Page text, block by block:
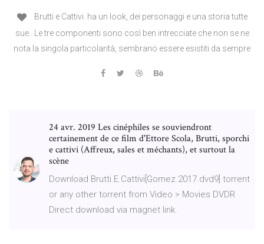
Brutti e Cattivi. ha un look, dei personaggi e una storia tutte
sue.. Le tre componenti sono così ben intrecciate che non se ne
nota la singola particolarità, sembrano essere esistiti da sempre
24 avr. 2019 Les cinéphiles se souviendront
certainement de ce film d'Ettore Scola, Brutti, sporchi
e cattivi (Affreux, sales et méchants), et surtout la
scène
Download Brutti.E.Cattivi[Gomez.2017.dvd9] torrent
or any other torrent from Video > Movies DVDR
Direct download via magnet link.